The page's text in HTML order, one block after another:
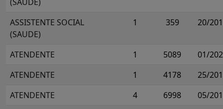
ASSISTENTE SOCIAL
(SAUDE)
1 359 20/
ATENDENTE 1 5089
01/
ATENDENTE
1 4178
25/
ATENDENTE
4 6998
05/